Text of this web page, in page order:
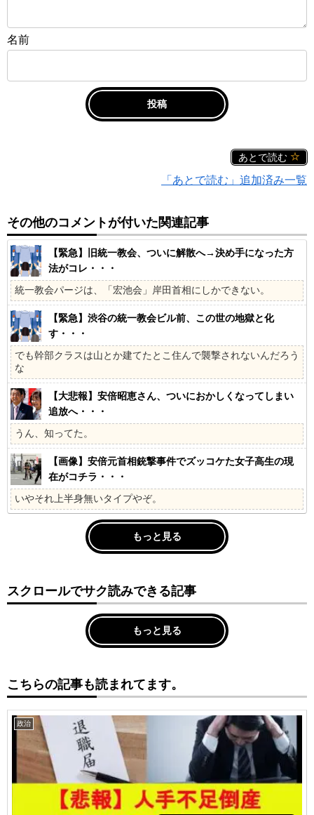
名前
あとで読む
「あとで読む」追加済み一覧
その他のコメントが付いた関連記事
【緊急】旧統一教会、ついに解散へ→決め手になった方
法がコレ・・・
統一教会パージは、「宏池会」岸田首相にしかできない。
【緊急】渋谷の統一教会ビル前、この世の地獄と化
す・・・
でも幹部クラスは山とか建てたとこ住んで襲撃されないんだろう
な
【大悲報】安倍昭恵さん、ついにおかしくなってしまい
追放へ・・・
うん、知ってた。
【画像】安倍元首相銃撃事件でズッコケた女子高生の現
在がコチラ・・・
いやそれ上半身無いタイプやぞ。
もっと見る
スクロールでサク読みできる記事
もっと見る
こちらの記事も読まれてます。
政治